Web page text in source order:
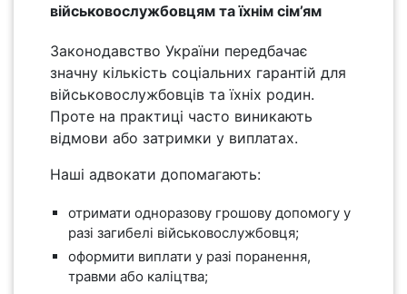
військовослужбовцям та їхнім сім’ям
Законодавство України передбачає
значну кількість соціальних гарантій для
військовослужбовців та їхніх родин.
Проте на практиці часто виникають
відмови або затримки у виплатах.
Наші адвокати допомагають:
отримати одноразову грошову допомогу у
разі загибелі військовослужбовця;
оформити виплати у разі поранення,
травми або каліцтва;